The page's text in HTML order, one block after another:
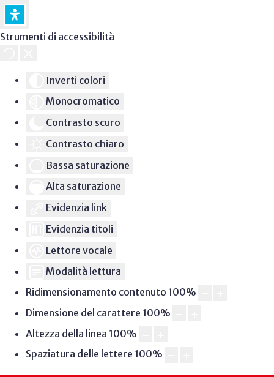
Strumenti di accessibilità
Inverti colori
Monocromatico
Contrasto scuro
Contrasto chiaro
Bassa saturazione
Alta saturazione
Evidenzia link
Evidenzia titoli
Lettore vocale
Modalità lettura
Ridimensionamento contenuto 100%
Dimensione del carattere 100%
Altezza della linea 100%
Spaziatura delle lettere 100%